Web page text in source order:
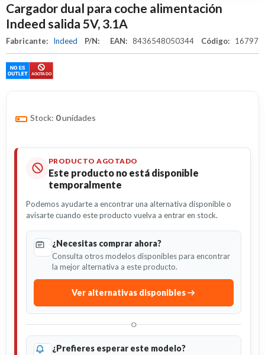
Cargador dual para coche alimentación
Indeed salida 5V, 3.1A
Fabricante: Indeed P/N: EAN: 8436548050344 Código: 16797
Stock: 0unidades
PRODUCTO AGOTADO
Este producto no está disponible
temporalmente
Podemos ayudarte a encontrar una alternativa disponible o
avisarte cuando este producto vuelva a entrar en stock.
¿Necesitas comprar ahora?
Consulta otros modelos disponibles para encontrar
la mejor alternativa a este producto.
Ver alternativas disponibles
O
¿Prefieres esperar este modelo?